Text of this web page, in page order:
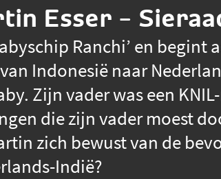
Esser –
Ranchi’ en begint
Indonesië naar
Zijn vader was een
die zijn vader moest
zich bewust van de
Indië?